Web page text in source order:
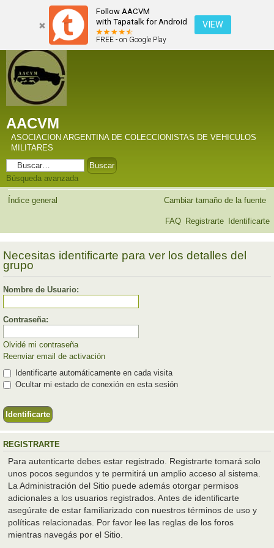
Follow AACVM
with Tapatalk for Android
FREE - on Google Play
VIEW
AACVM
ASOCIACION ARGENTINA DE COLECCIONISTAS DE VEHICULOS
MILITARES
Búsqueda avanzada
Índice general Cambiar tamaño de la fuente
FAQ Registrarte Identificarte
Necesitas identificarte para ver los detalles del
grupo
Nombre de Usuario:
Contraseña:
Olvidé mi contraseña
Reenviar email de activación
Identificarte automáticamente en cada visita
Ocultar mi estado de conexión en esta sesión
REGISTRARTE
Para autenticarte debes estar registrado. Registrarte tomará solo
unos pocos segundos y te permitirá un amplio acceso al sistema.
La Administración del Sitio puede además otorgar permisos
adicionales a los usuarios registrados. Antes de identificarte
asegúrate de estar familiarizado con nuestros términos de uso y
políticas relacionadas. Por favor lee las reglas de los foros
mientras navegás por el Sitio.